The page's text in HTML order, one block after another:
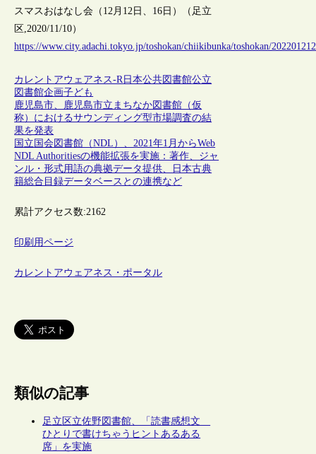
スマスおはなし会（12月12日、16日）（足立
区,2020/11/10）
https://www.city.adachi.tokyo.jp/toshokan/chiikibunka/toshokan/
カレントアウェアネス-R 日本公共図書館公立
図書館企画子ども
鹿児島市、鹿児島市立まちなか図書館（仮
称）におけるサウンディング型市場調査の結
果を発表
国立国会図書館（NDL）、2021年1月からWeb
NDL Authoritiesの機能拡張を実施：著作、ジャ
ンル・形式用語の典拠データ提供、日本古典
籍総合目録データベースとの連携など
累計アクセス数:2162
印刷用ページ
カレントアウェアネス・ポータル
類似の記事
足立区立佐野図書館、「読書感想文
ひとりで書けちゃうヒントあるある
席」を実施